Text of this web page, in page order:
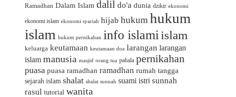
Ramadhan Dalam Islam dalil do'a dunia dzikir ekonomi
ekonomi islam ekonomi syariah hijab hukum hukum
islam hukum pernikahan info islamiislam
keluarga keutamaan keutamaan doa larangan larangan
islam manusia masjid orang tua pahala pernikahan
puasa puasa ramadhan ramadhan rumah tangga
sejarah islam shalat shalat sunnah suami istri sunnah
rasul tutorial wanita